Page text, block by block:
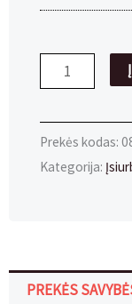
produkto
kiekis:
Ø33mm
aliuminis
Prekės kodas:
Kategorija:
PREKĖS